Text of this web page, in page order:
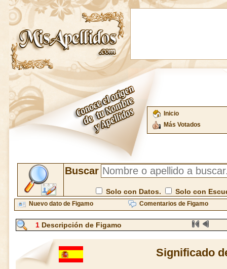
Inicio
Más Votados
Buscar
Solo con Datos. Solo con
Nuevo dato de Figamo Comentarios de Figamo
1 Descripción de Figamo
Significado